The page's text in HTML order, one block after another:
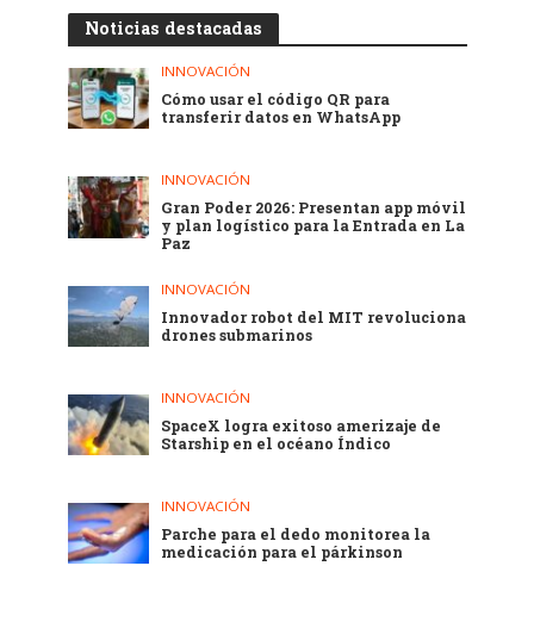
Noticias destacadas
INNOVACIÓN
Cómo usar el código QR para
transferir datos en WhatsApp
INNOVACIÓN
Gran Poder 2026: Presentan app móvil
y plan logístico para la Entrada en La
Paz
INNOVACIÓN
Innovador robot del MIT revoluciona
drones submarinos
INNOVACIÓN
SpaceX logra exitoso amerizaje de
Starship en el océano Índico
INNOVACIÓN
Parche para el dedo monitorea la
medicación para el párkinson